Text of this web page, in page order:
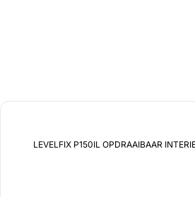
LEVELFIX P150IL OPDRAAIBAAR